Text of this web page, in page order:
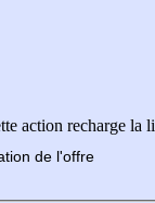
action recharge la
de l'offre